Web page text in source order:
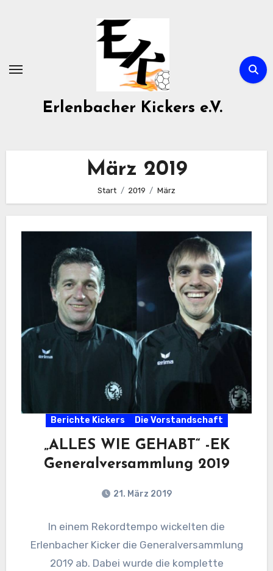
Erlenbacher Kickers e.V.
März 2019
Start 2019 März
Berichte Kickers Die Vorstandschaft
„ALLES WIE GEHABT“ -EK
Generalversammlung 2019
21. März 2019
In einem Rekordtempo wickelten die
Erlenbacher Kicker die Generalversammlung
2019 ab. Dabei wurde die komplette